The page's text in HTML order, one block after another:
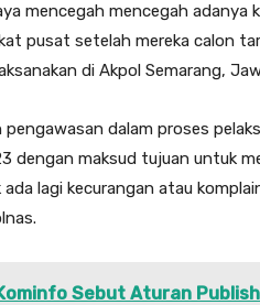
mencegah mencegah
pusat setelah mereka calon
di Akpol Semarang,
pengawasan dalam proses
dengan maksud tujuan untuk
lagi kecurangan atau
Sebut Aturan